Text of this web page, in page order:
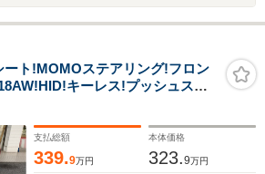
ト!MOMOステアリング!フロン
キーレス!プッシュスタ
ディオ!ETC!ドラレコ!禁煙車!
支払総額
339.9万円
本体価格
323.9万円